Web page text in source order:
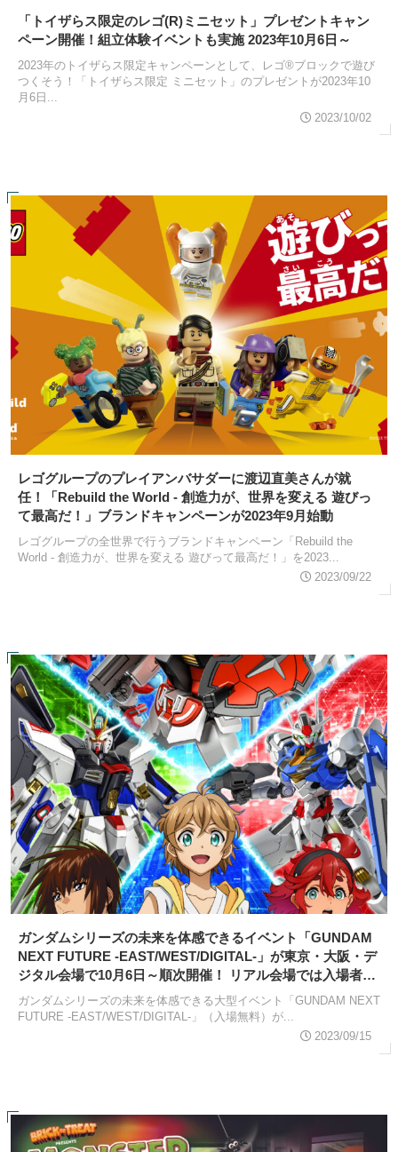
「トイザらス限定のレゴ(R)ミニセット」プレゼントキャン
ペーン開催！組立体験イベントも実施 2023年10月6日～
2023年のトイザらス限定キャンペーンとして、レゴ®ブロックで遊び
つくそう！「トイザらス限定 ミニセット」のプレゼントが2023年10
月6日...
2023/10/02
レゴグループのプレイアンバサダーに渡辺直美さんが就
任！「Rebuild the World - 創造力が、世界を変える 遊びっ
て最高だ！」ブランドキャンペーンが2023年9月始動
レゴグループの全世界で行うブランドキャンペーン「Rebuild the
World - 創造力が、世界を変える 遊びって最高だ！」を2023...
2023/09/22
ガンダムシリーズの未来を体感できるイベント「GUNDAM
NEXT FUTURE -EAST/WEST/DIGITAL-」が東京・大阪・デ
ジタル会場で10月6日～順次開催！ リアル会場では入場者特
典も
ガンダムシリーズの未来を体感できる大型イベント「GUNDAM NEXT
FUTURE -EAST/WEST/DIGITAL-」（入場無料）が...
2023/09/15